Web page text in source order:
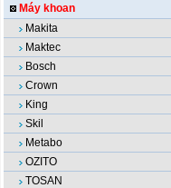
Máy khoan
Makita
Maktec
Bosch
Crown
King
Skil
Metabo
OZITO
TOSAN